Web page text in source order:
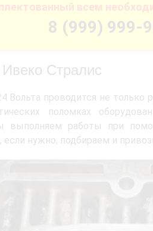
всем
8 (999) 999-
Стралис
Вольта проводится не
поломках
выполняем работы при
если нужно, подбираем и